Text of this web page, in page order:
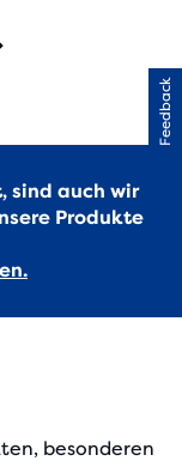
sind auch wir
Produkte
besonderen
Feedback